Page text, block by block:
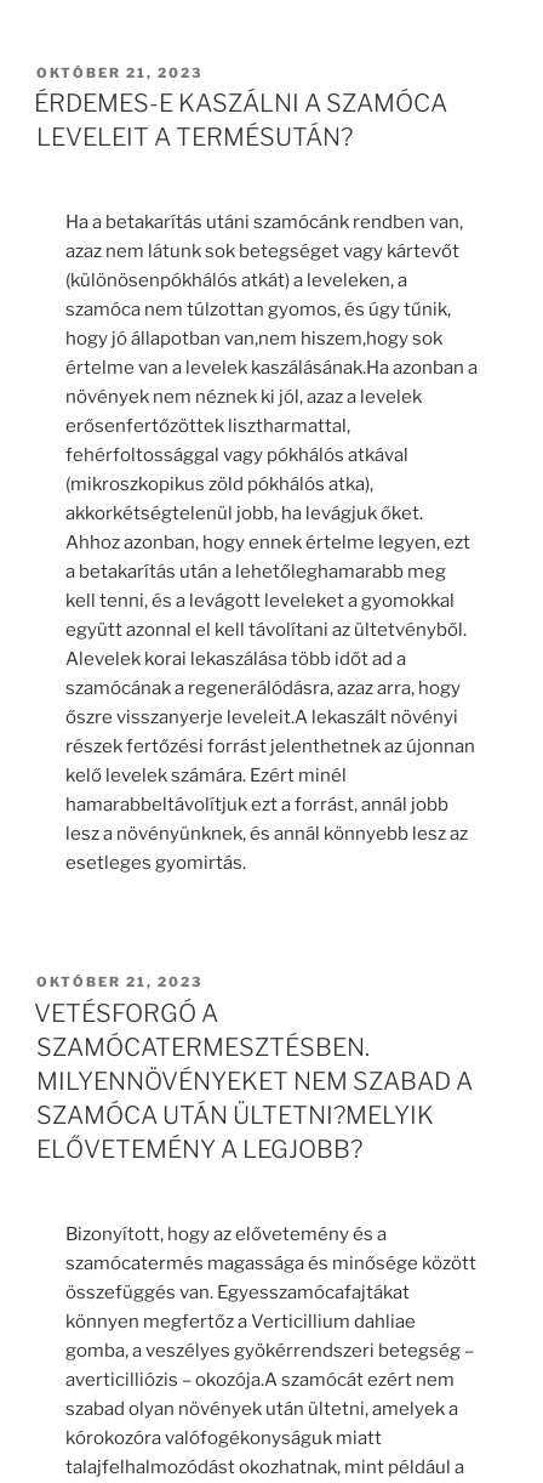
BEKÜLDVE:
OKTÓBER 21, 2023
ÉRDEMES-E KASZÁLNI A SZAMÓCA
LEVELEIT A TERMÉSUTÁN?
Ha a betakarítás utáni szamócánk rendben van,
azaz nem látunk sok betegséget vagy kártevőt
(különösenpókhálós atkát) a leveleken, a
szamóca nem túlzottan gyomos, és úgy tűnik,
hogy jó állapotban van,nem hiszem,hogy sok
értelme van a levelek kaszálásának.Ha azonban a
növények nem néznek ki jól, azaz a levelek
erősenfertőzöttek lisztharmattal,
fehérfoltossággal vagy pókhálós atkával
(mikroszkopikus zöld pókhálós atka),
akkorkétségtelenül jobb, ha levágjuk őket.
Ahhoz azonban, hogy ennek értelme legyen, ezt
a betakarítás után a lehetőleghamarabb meg
kell tenni, és a levágott leveleket a gyomokkal
együtt azonnal el kell távolítani az ültetvényből.
Alevelek korai lekaszálása több időt ad a
szamócának a regenerálódásra, azaz arra, hogy
őszre visszanyerje leveleit.A lekaszált növényi
részek fertőzési forrást jelenthetnek az újonnan
kelő levelek számára. Ezért minél
hamarabbeltávolítjuk ezt a forrást, annál jobb
lesz a növényünknek, és annál könnyebb lesz az
esetleges gyomirtás.
BEKÜLDVE:
OKTÓBER 21, 2023
VETÉSFORGÓ A
SZAMÓCATERMESZTÉSBEN.
MILYENNÖVÉNYEKET NEM SZABAD A
SZAMÓCA UTÁN ÜLTETNI?MELYIK
ELŐVETEMÉNY A LEGJOBB?
Bizonyított, hogy az elővetemény és a
szamócatermés magassága és minősége között
összefüggés van. Egyesszamócafajtákat
könnyen megfertőz a Verticillium dahliae
gomba, a veszélyes gyökérrendszeri betegség –
averticilliózis – okozója.A szamócát ezért nem
szabad olyan növények után ültetni, amelyek a
kórokozóra valófogékonyságuk miatt
talajfelhalmozódást okozhatnak, mint például a